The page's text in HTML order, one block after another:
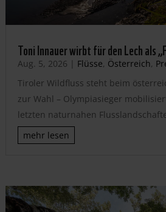
Toni Innauer wirbt für den Lech als
Aug. 5, 2026 | Flüsse, Österreich,
Tiroler Wildfluss steht beim
zur Wahl – Olympiasieger
letzten naturnahen
mehr lesen